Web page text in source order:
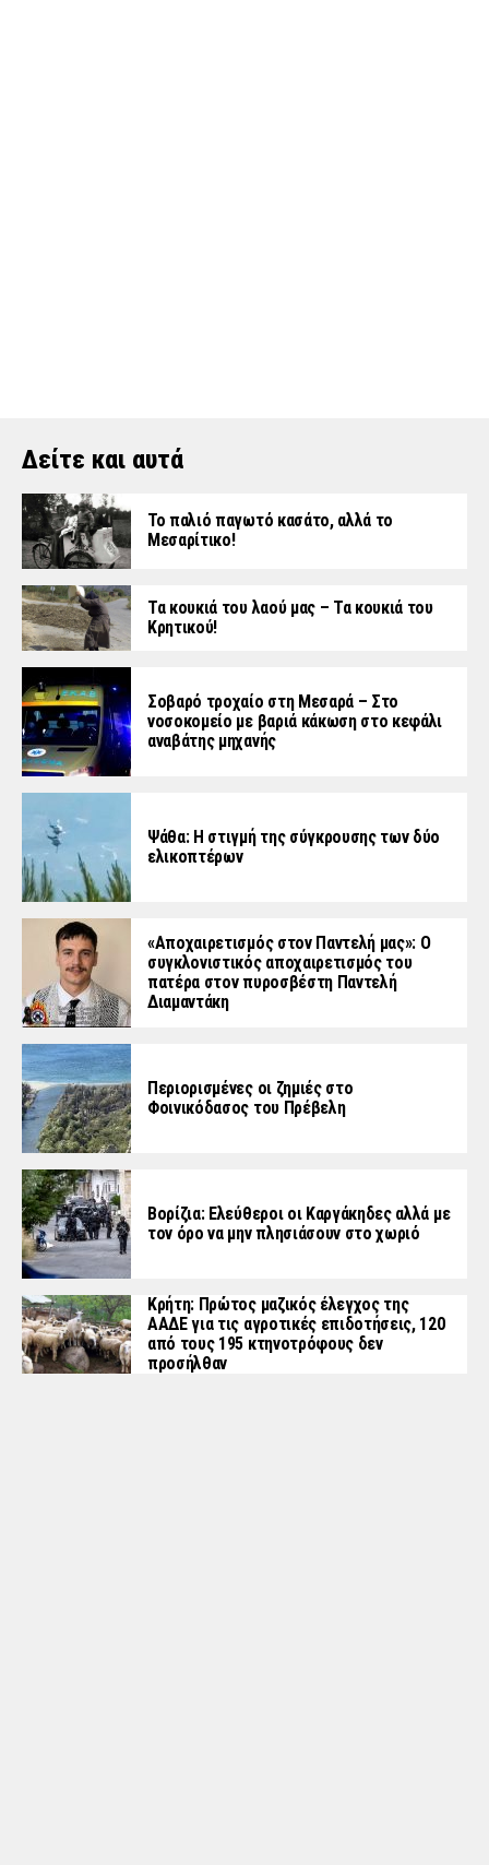
Δείτε και αυτά
Το παλιό παγωτό κασάτο, αλλά το
Μεσαρίτικο!
Τα κουκιά του λαού μας – Τα κουκιά του
Κρητικού!
Σοβαρό τροχαίο στη Μεσαρά – Στο
νοσοκομείο με βαριά κάκωση στο κεφάλι
αναβάτης μηχανής
Ψάθα: Η στιγμή της σύγκρουσης των δύο
ελικοπτέρων
«Aποχαιρετισμός στον Παντελή μας»: Ο
συγκλονιστικός αποχαιρετισμός του
πατέρα στον πυροσβέστη Παντελή
Διαμαντάκη
Περιορισμένες οι ζημιές στο
Φοινικόδασος του Πρέβελη
Βορίζια: Ελεύθεροι οι Καργάκηδες αλλά με
τον όρο να μην πλησιάσουν στο χωριό
Κρήτη: Πρώτος μαζικός έλεγχος της
ΑΑΔΕ για τις αγροτικές επιδοτήσεις, 120
από τους 195 κτηνοτρόφους δεν
προσήλθαν